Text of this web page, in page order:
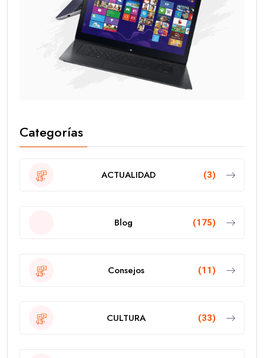
Categorías
ACTUALIDAD (3)
Blog (175)
Consejos (11)
CULTURA (33)